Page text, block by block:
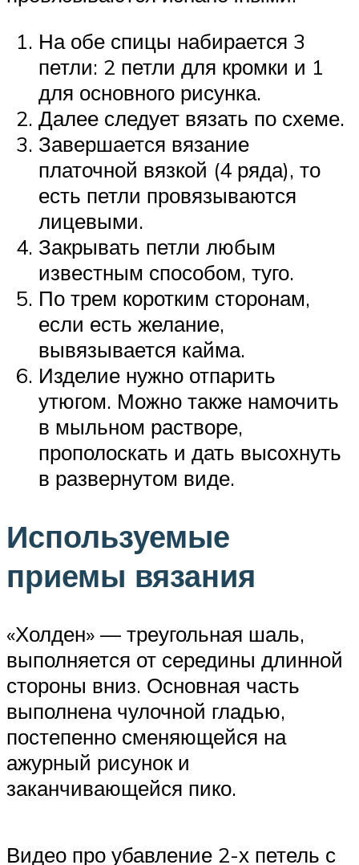
На обе спицы набирается 3
петли: 2 петли для кромки и 1
для основного рисунка.
Далее следует вязать по схеме.
Завершается вязание
платочной вязкой (4 ряда), то
есть петли провязываются
лицевыми.
Закрывать петли любым
известным способом, туго.
По трем коротким сторонам,
если есть желание,
вывязывается кайма.
Изделие нужно отпарить
утюгом. Можно также намочить
в мыльном растворе,
прополоскать и дать высохнуть
в развернутом виде.
Используемые
приемы вязания
«Холден» — треугольная шаль,
выполняется от середины длинной
стороны вниз. Основная часть
выполнена чулочной гладью,
постепенно сменяющейся на
ажурный рисунок и
заканчивающейся пико.
Видео про убавление 2-х петель с